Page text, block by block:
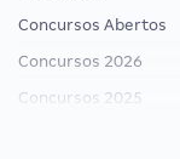
Concursos Abertos
Concursos 2026
Concursos 2025